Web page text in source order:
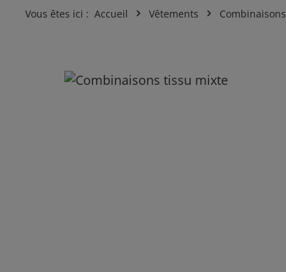
Vous êtes ici : Accueil Vêtements Combinaisons
Ignorer la galerie d'images